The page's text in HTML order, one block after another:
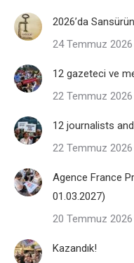
2026’da
24 Temmuz 2026
12 gazeteci ve
22 Temmuz 2026
12 journalists
22 Temmuz 2026
Agence France
01.03.2027)
20 Temmuz 2026
Kazandık!